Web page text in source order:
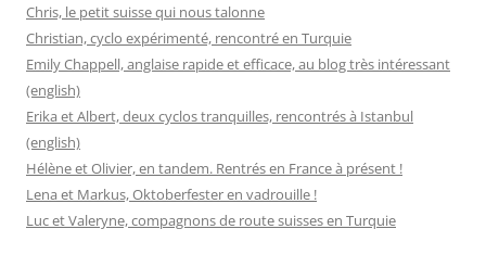
Chris, le petit suisse qui nous talonne
Christian, cyclo expérimenté, rencontré en Turquie
Emily Chappell, anglaise rapide et efficace, au blog très intéressant
(english)
Erika et Albert, deux cyclos tranquilles, rencontrés à Istanbul
(english)
Hélène et Olivier, en tandem. Rentrés en France à présent !
Lena et Markus, Oktoberfester en vadrouille !
Luc et Valeryne, compagnons de route suisses en Turquie